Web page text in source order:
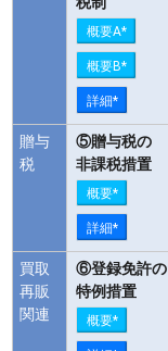
概要A*
概要B*
詳細*
贈与
税
⑤贈与税の
非課税措置
概要*
詳細*
買取
再販
関連
⑥登録免許の
特例措置
概要*